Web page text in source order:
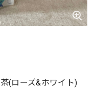
(ローズ&ホワイト)